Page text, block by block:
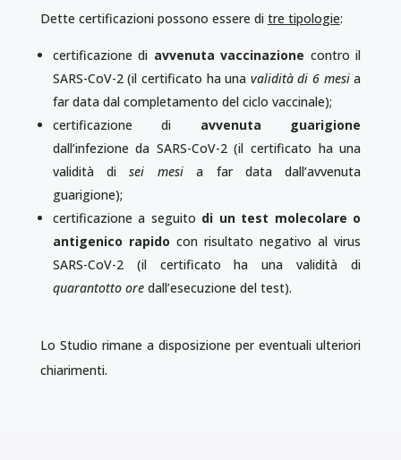
Dette certificazioni possono essere di tre tipologie:
certificazione di avvenuta vaccinazione contro il
SARS-CoV-2 (il certificato ha una validità di 6 mesia
far data dal completamento del ciclo vaccinale);
certificazione di avvenuta guarigione
dall’infezione da SARS-CoV-2 (il certificato ha una
validità disei mesia far data dall’avvenuta
guarigione);
certificazione a seguito di un test molecolare o
antigenico rapido con risultato negativo al virus
SARS-CoV-2 (il certificato ha una validità di
quarantotto oredall’esecuzione del test).
Lo Studio rimane a disposizione per eventuali ulteriori
chiarimenti.